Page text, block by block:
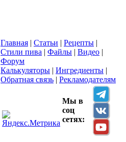
Главная | Статьи | Рецепты |
Стили пива | Файлы | Видео |
Форум
Калькуляторы | Ингредиенты |
Обратная связь | Рекламодателям
Мы в
соц
сетях: